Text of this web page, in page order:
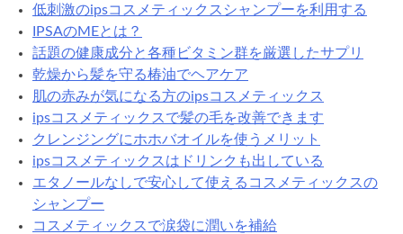
椿
油
で
ヘ
ア
ケ
ア
低刺激のipsコスメティックスシャンプーを利用する
IPSAのMEとは？
話題の健康成分と各種ビタミン群を厳選したサプリ
乾燥から髪を守る椿油でヘアケア
肌の赤みが気になる方のipsコスメティックス
ipsコスメティックスで髪の毛を改善できます
クレンジングにホホバオイルを使うメリット
ipsコスメティックスはドリンクも出している
エタノールなしで安心して使えるコスメティックスの
シャンプー
コスメティックスで涙袋に潤いを補給